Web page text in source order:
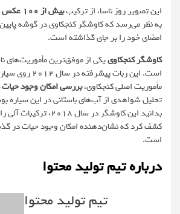
این تصویر روز ناسا، از ترکیببیش از ۱۰۰ عکس
به نظر می‌رسد که کاوشگر کنجکاوی در گوشه‌
امضای خود را بر جای گذاشته است.
کاوشگر کنجکاوییکی از موفق‌ترین مأموریت‌های
است. این ربات
مأموریت اصلی کنجکاوی،بررسی امکان وجود
تحلیل شواهدی از آب‌های باستانی در این
بدانید این کاوشگر در سال
کشف کرد که نشان‌دهنده‌ امکان وجود حیات در
است.
درباره تیم تولید محتوا
تیم تولید محتوا